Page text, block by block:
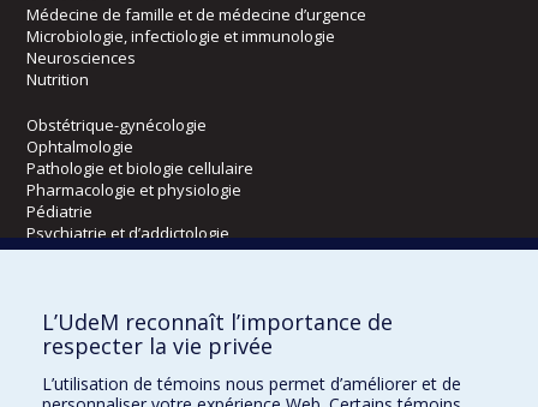
Médecine de famille et de médecine d’urgence
Microbiologie, infectiologie et immunologie
Neurosciences
Nutrition
Obstétrique-gynécologie
Ophtalmologie
Pathologie et biologie cellulaire
Pharmacologie et physiologie
Pédiatrie
Psychiatrie et d’addictologie
Radiologie, radio-oncologie et médecine nucléaire
Écoles
Orthophonie et audiologie
L’UdeM reconnaît l’importance de
respecter la vie privée
L’utilisation de témoins nous permet d’améliorer et de